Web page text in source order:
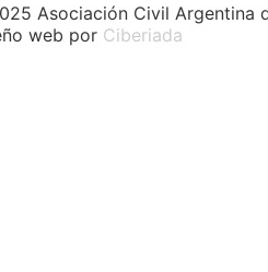
Asociación Civil Argentina
web por Ciberiada